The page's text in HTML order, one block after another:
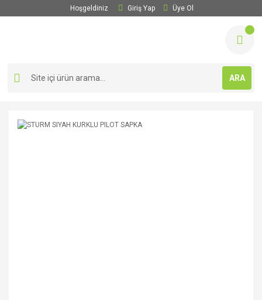
Hoşgeldiniz Giriş Yap Üye Ol
ARA